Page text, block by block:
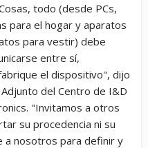
todo (desde PCs,
para el hogar y aparatos
para vestir) debe
entre sí,
el dispositivo", dijo
del Centro de I&D
"Invitamos a otros
su procedencia ni su
a nosotros para definir y